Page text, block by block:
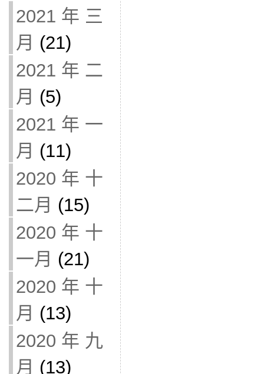
2021 年 三
月 (21)
2021 年 二
月 (5)
2021 年 一
月 (11)
2020 年 十
二月 (15)
2020 年 十
一月 (21)
2020 年 十
月 (13)
2020 年 九
月 (13)